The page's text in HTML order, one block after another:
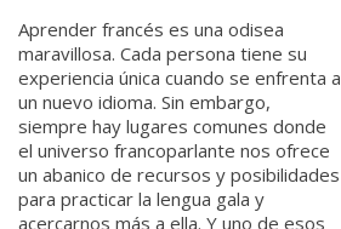
Aprender francés es una odisea
maravillosa. Cada persona tiene su
experiencia única cuando se enfrenta a
un nuevo idioma. Sin embargo,
siempre hay lugares comunes donde
el universo francoparlante nos ofrece
un abanico de recursos y posibilidades
para practicar la lengua gala y
acercarnos más a ella. Y uno de esos